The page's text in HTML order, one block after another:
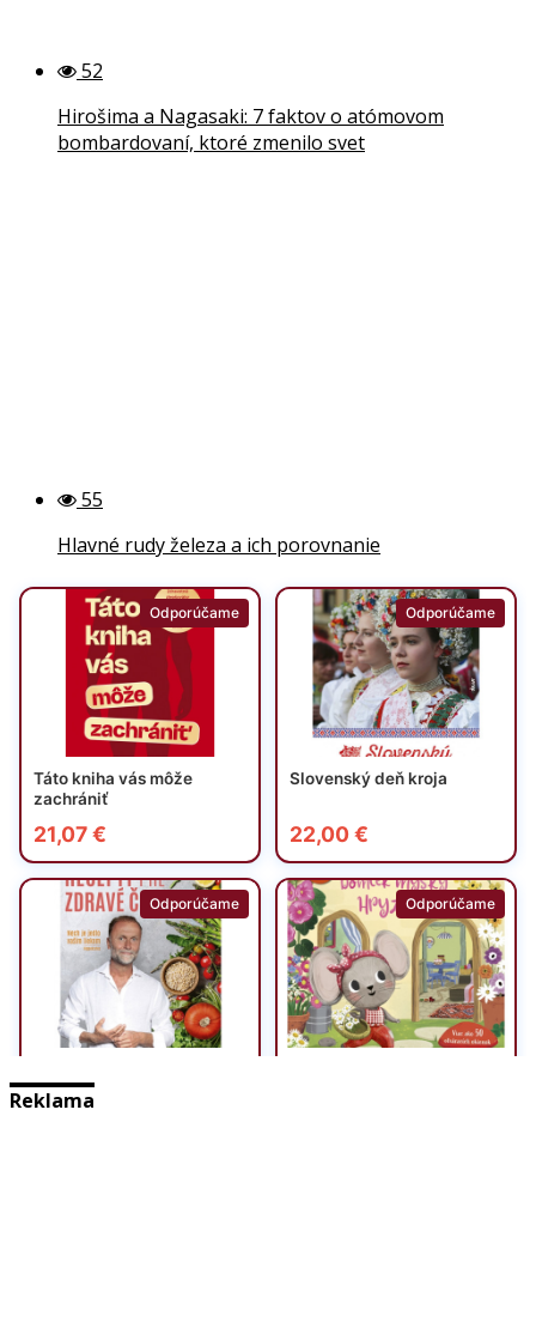
52
Hirošima a Nagasaki: 7 faktov o atómovom
bombardovaní, ktoré zmenilo svet
55
Hlavné rudy železa a ich porovnanie
Reklama